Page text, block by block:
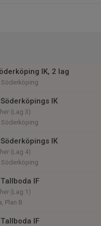
IK, 2 lag
Söderköping
IK
(Lag 3)
Söderköping
IK
(Lag 4)
Söderköping
IF
(Lag 1)
Plan B
IF